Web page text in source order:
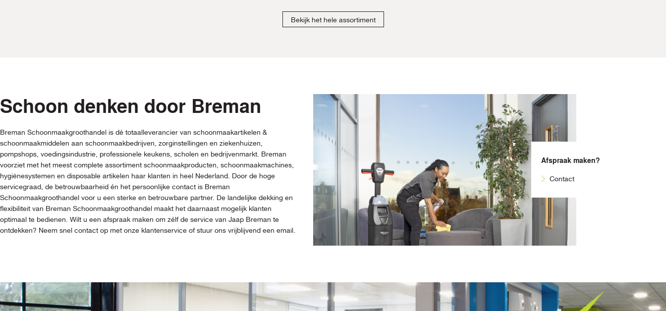
Bekijk het hele assortiment
Schoon denken door Breman
Breman Schoonmaakgroothandel is dé totaalleverancier van schoonmaakartikelen &
schoonmaakmiddelen aan schoonmaakbedrijven, zorginstellingen en ziekenhuizen,
pompshops, voedingsindustrie, professionele keukens, scholen en bedrijvenmarkt. Breman
voorziet met het meest complete assortiment schoonmaakproducten, schoonmaakmachines,
hygiënesystemen en disposable artikelen haar klanten in heel Nederland. Door de hoge
servicegraad, de betrouwbaarheid én het persoonlijke contact is Breman
Schoonmaakgroothandel voor u een sterke en betrouwbare partner. De landelijke dekking en
flexibiliteit van Breman Schoonmaakgroothandel maakt het daarnaast mogelijk klanten
optimaal te bedienen. Wilt u een afspraak maken om zélf de service van Jaap Breman te
ontdekken? Neem snel contact op met onze klantenservice of stuur ons vrijblijvend een email.
Afspraak maken?
Contact